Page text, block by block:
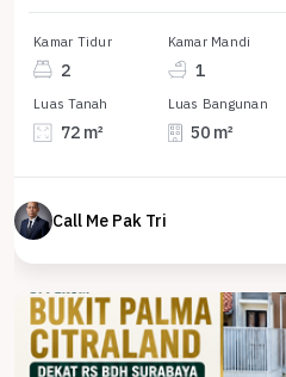
Kamar Tidur
2
Kamar Mandi
1
Luas Tanah
72 m²
Luas Bangunan
50 m²
Call Me Pak Tri